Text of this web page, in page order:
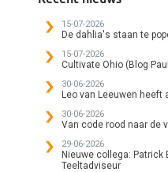
15-07-2026
De dahlia's staan te
15-07-2026
Cultivate Ohio (Blog
30-06-2026
Leo van Leeuwen heeft
30-06-2026
Van code rood naar de
29-06-2026
Nieuwe collega:
Teeltadviseur